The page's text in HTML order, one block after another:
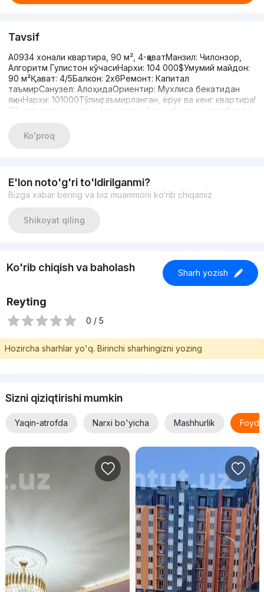
Tavsif
A0934 хонали квартира, 90 м², 4-қаватМанзил: Чилонзор,
Алгоритм Гулистон кўчасиНархи: 104 000$Умумий майдон:
90 м²Қават: 4/5Балкон: 2х6Ремонт: Капитал
таъмирСанузел: АлоҳидаОриентир: Мухлиса бекатидан
яқинНархи: 101000Тўлиқ таъмирланган, ёруғ ва кенг квартира!
77-серияли хонадон, физикадан билим бериш мактаблари
394 36 66
Ko'proq
E'lon noto'g'ri to'ldirilganmi?
Bizga xabar bering va biz muammoni ko‘rib chiqamiz
Shikoyat qiling
Ko'rib chiqish va baholash Sharh yozish
Reyting
0 / 5
Hozircha sharhlar yo'q. Birinchi sharhingizni yozing
Sizni qiziqtirishi mumkin
Yaqin-atrofda Narxi bo'yicha Mashhurlik